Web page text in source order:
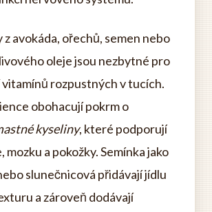
avokáda, ořechů, semen nebo
oleje jsou nezbytné pro
rozpustných v tucích.
obohacují pokrm o
kyseliny, které podporují
mozku a pokožky. Semínka jako
slunečnicová přidávají jídlu
a zároveň dodávají